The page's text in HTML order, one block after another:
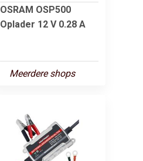
OSRAM OSP500
Oplader 12 V 0.28 A
Meerdere shops